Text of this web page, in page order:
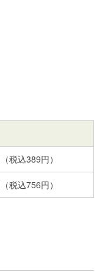
税込389円）
税込756円）